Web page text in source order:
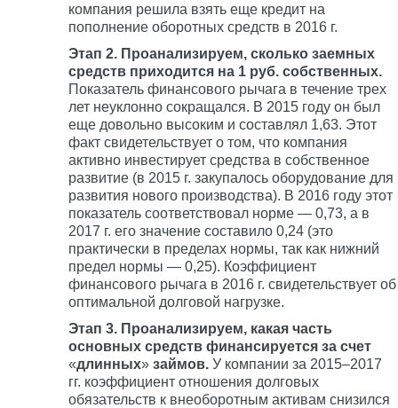
компания решила взять еще кредит на
пополнение оборотных средств в 2016 г.
Этап 2. Проанализируем, сколько заемных
средств приходится на 1 руб. собственных.
Показатель финансового рычага в течение трех
лет неуклонно сокращался. В 2015 году он был
еще довольно высоким и составлял 1,63. Этот
факт свидетельствует о том, что компания
активно инвестирует средства в собственное
развитие (в 2015 г. закупалось оборудование для
развития нового производства). В 2016 году этот
показатель соответствовал норме — 0,73, а в
2017 г. его значение составило 0,24 (это
практически в пределах нормы, так как нижний
предел нормы — 0,25). Коэффициент
финансового рычага в 2016 г. свидетельствует об
оптимальной долговой нагрузке.
Этап 3. Проанализируем, какая часть
основных средств финансируется за счет
«длинных» займов. У компании за 2015–2017
гг. коэффициент отношения долговых
обязательств к внеоборотным активам снизился